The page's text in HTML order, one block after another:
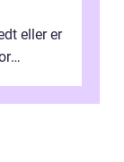
eller er